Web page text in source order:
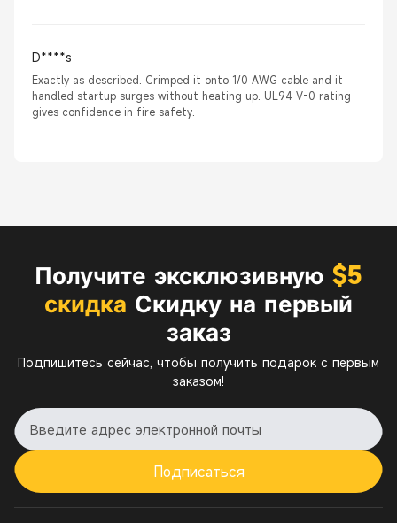
D****s
Exactly as described. Crimped it onto 1/0 AWG cable and it
handled startup surges without heating up. UL94 V-0 rating
gives confidence in fire safety.
Получите эксклюзивную $5
скидка Скидку на первый
заказ
Подпишитесь сейчас, чтобы получить подарок с первым
заказом!
Подписаться